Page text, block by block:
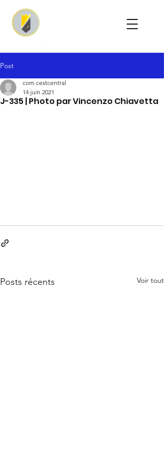
Post
J-335 | Photo par Vincenzo Chiavetta
com cestcentral
14 juin 2021
Posts récents Voir tout